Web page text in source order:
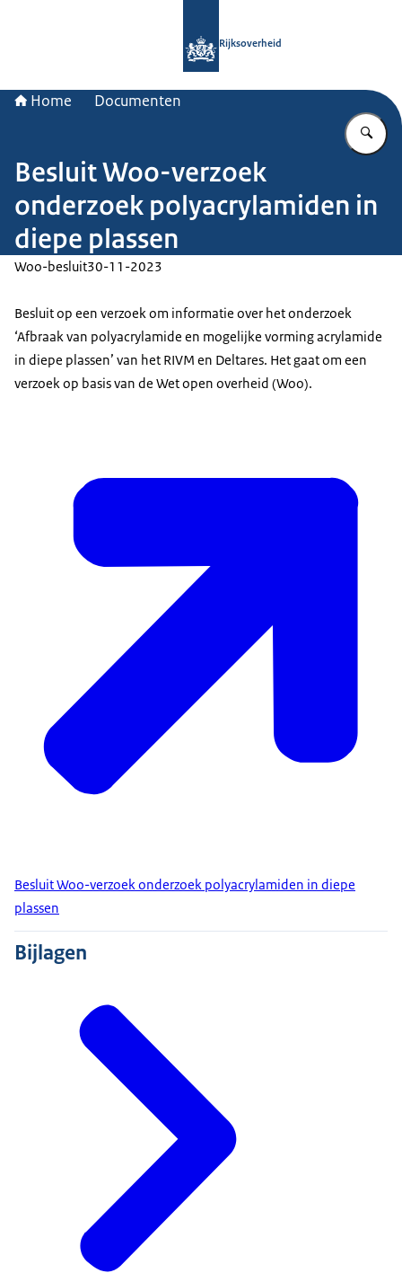
Rijksoverheid
Home Documenten
Besluit Woo-verzoek
onderzoek polyacrylamiden in
diepe plassen
Woo-besluit30-11-2023
Besluit op een verzoek om informatie over het onderzoek
‘Afbraak van polyacrylamide en mogelijke vorming acrylamide
in diepe plassen’ van het RIVM en Deltares. Het gaat om een
verzoek op basis van de Wet open overheid (Woo).
Besluit Woo-verzoek onderzoek polyacrylamiden in diepe
plassen
Bijlagen